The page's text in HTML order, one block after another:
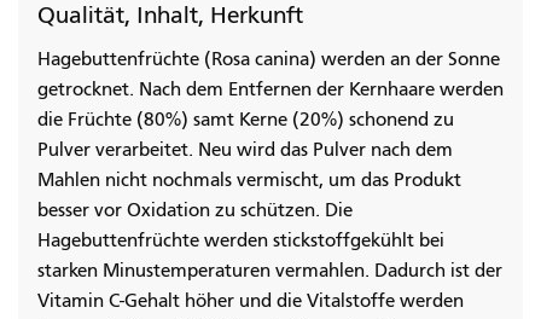
Qualität, Inhalt, Herkunft
Hagebuttenfrüchte (Rosa canina) werden an der Sonne
getrocknet. Nach dem Entfernen der Kernhaare werden
die Früchte (80%) samt Kerne (20%) schonend zu
Pulver verarbeitet. Neu wird das Pulver nach dem
Mahlen nicht nochmals vermischt, um das Produkt
besser vor Oxidation zu schützen. Die
Hagebuttenfrüchte werden stickstoffgekühlt bei
starken Minustemperaturen vermahlen. Dadurch ist der
Vitamin C-Gehalt höher und die Vitalstoffe werden